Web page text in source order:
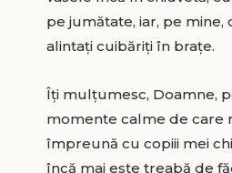
pe jumătate, iar, pe mine,
alintaţi cuibăriţi în braţe.
Îţi mulţumesc, Doamne,
momente calme de care
împreună cu copiii mei
încă mai este treabă de